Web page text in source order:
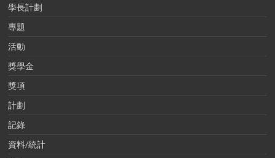
學長計劃
專題
活動
獎學金
獎項
計劃
記錄
資料/統計